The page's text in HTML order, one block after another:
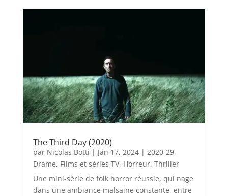
The Third Day (2020)
par Nicolas Botti | Jan 17, 2024| 2020-29,
Drame, Films et séries TV, Horreur, Thriller
Une mini-série de folk horror réussie, qui nage
dans une ambiance malsaine constante, entre